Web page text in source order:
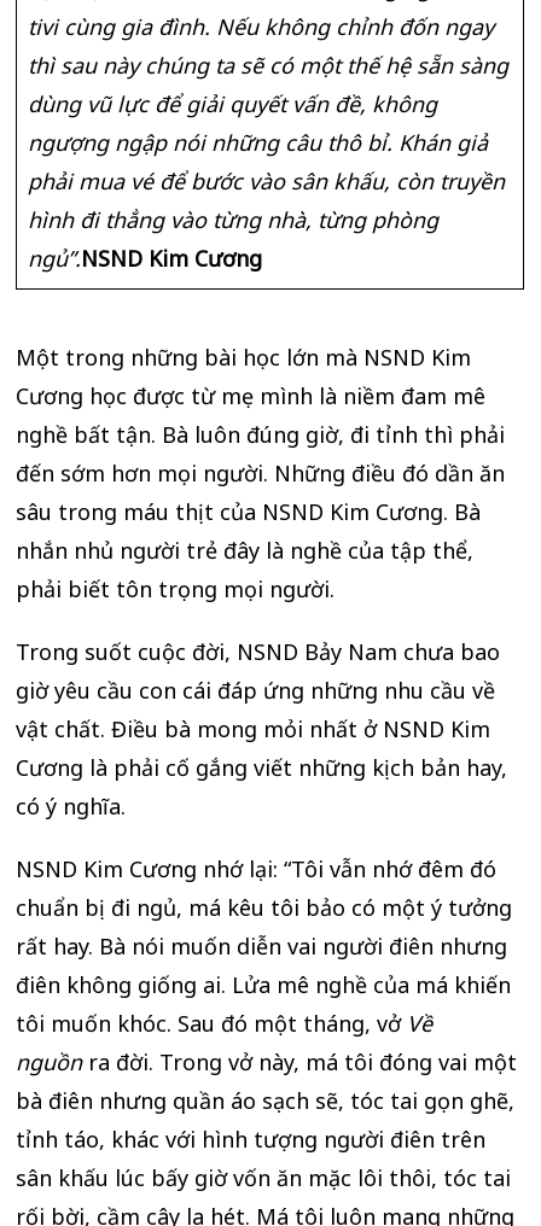
tivi cùng gia đình. Nếu không chỉnh đốn ngay
thì sau này chúng ta sẽ có một thế hệ sẵn sàng
dùng vũ lực để giải quyết vấn đề, không
ngượng ngập nói những câu thô bỉ. Khán giả
phải mua vé để bước vào sân khấu, còn truyền
hình đi thẳng vào từng nhà, từng phòng
ngủ”.NSND Kim Cương
Một trong những bài học lớn mà NSND Kim
Cương học được từ mẹ mình là niềm đam mê
nghề bất tận. Bà luôn đúng giờ, đi tỉnh thì phải
đến sớm hơn mọi người. Những điều đó dần ăn
sâu trong máu thịt của NSND Kim Cương. Bà
nhắn nhủ người trẻ đây là nghề của tập thể,
phải biết tôn trọng mọi người.
Trong suốt cuộc đời, NSND Bảy Nam chưa bao
giờ yêu cầu con cái đáp ứng những nhu cầu về
vật chất. Điều bà mong mỏi nhất ở NSND Kim
Cương là phải cố gắng viết những kịch bản hay,
có ý nghĩa.
NSND Kim Cương nhớ lại: “Tôi vẫn nhớ đêm đó
chuẩn bị đi ngủ, má kêu tôi bảo có một ý tưởng
rất hay. Bà nói muốn diễn vai người điên nhưng
điên không giống ai. Lửa mê nghề của má khiến
tôi muốn khóc. Sau đó một tháng, vở Về
nguồnra đời. Trong vở này, má tôi đóng vai một
bà điên nhưng quần áo sạch sẽ, tóc tai gọn ghẽ,
tỉnh táo, khác với hình tượng người điên trên
sân khấu lúc bấy giờ vốn ăn mặc lôi thôi, tóc tai
rối bời, cầm cây la hét. Má tôi luôn mang những